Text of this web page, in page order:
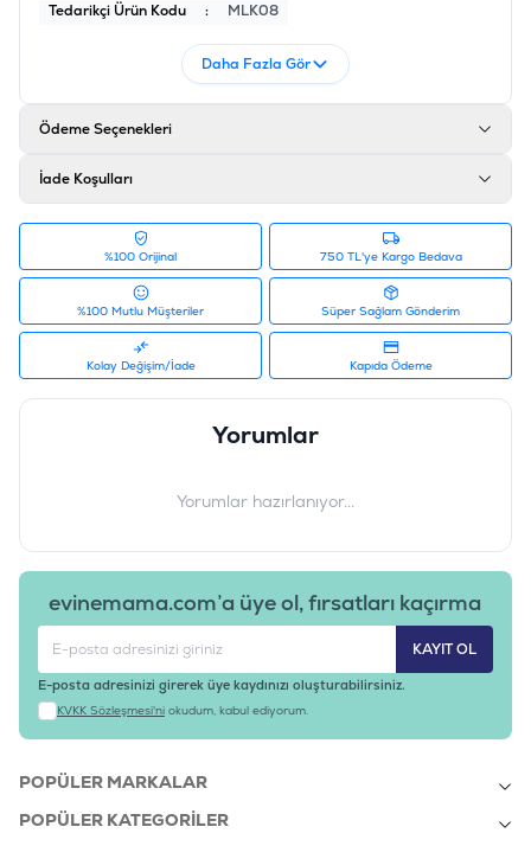
Tedarikçi Ürün Kodu
: MLK08
Daha Fazla Gör
Ödeme Seçenekleri
İade Koşulları
%100 Orijinal 750 TL'ye Kargo Bedava
%100 Mutlu Müşteriler Süper Sağlam Gönderim
Kolay Değişim/İade Kapıda Ödeme
Yorumlar
Yorumlar hazırlanıyor...
evinemama.com’a üye ol, fırsatları kaçırma
KAYIT OL
E-posta adresinizi girerek üye kaydınızı oluşturabilirsiniz.
KVKK Sözleşmesi'ni okudum, kabul ediyorum.
POPÜLER MARKALAR
POPÜLER KATEGORILER